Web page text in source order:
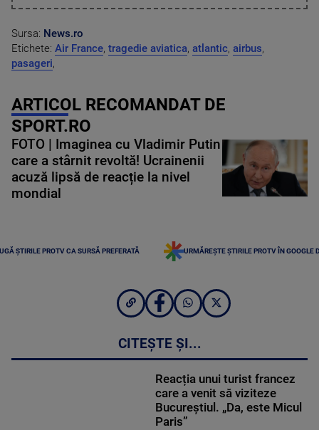
Sursa: News.ro
Etichete: Air France, tragedie aviatica, atlantic, airbus,
pasageri,
ARTICOL RECOMANDAT DE
SPORT.RO
FOTO | Imaginea cu Vladimir Putin
care a stârnit revoltă! Ucrainenii
acuză lipsă de reacție la nivel
mondial
ȘTIRILE PROTV CA SURSĂ PREFERATĂ URMĂREȘTE ȘTIRILE PROTV ÎN GOOGLE
CITEȘTE ȘI...
Reacția unui turist francez
care a venit să viziteze
Bucureștiul. „Da, este Micul
Paris”